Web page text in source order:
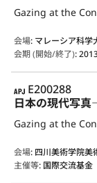
会場: マレーシア科学
会期 (開始/終了):
APJ
E200288
日本の現代写
会場: 四川美術学院美
主催等: 国際交流基金